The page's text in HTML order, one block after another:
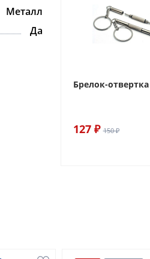
Металл
Да
Брелок-отвертка
127 ₽ 150 ₽